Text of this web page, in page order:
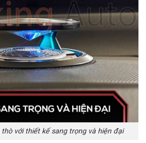
với thiết kế sang trọng và hiện đại